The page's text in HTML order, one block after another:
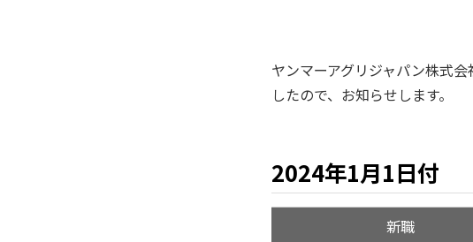
ヤンマーアグリジャパン株式
したので、お知らせします。
2024年1月1日付
新職